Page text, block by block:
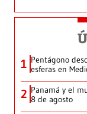
1 Pentágono
esferas en
2 Panamá y el
8 de agosto